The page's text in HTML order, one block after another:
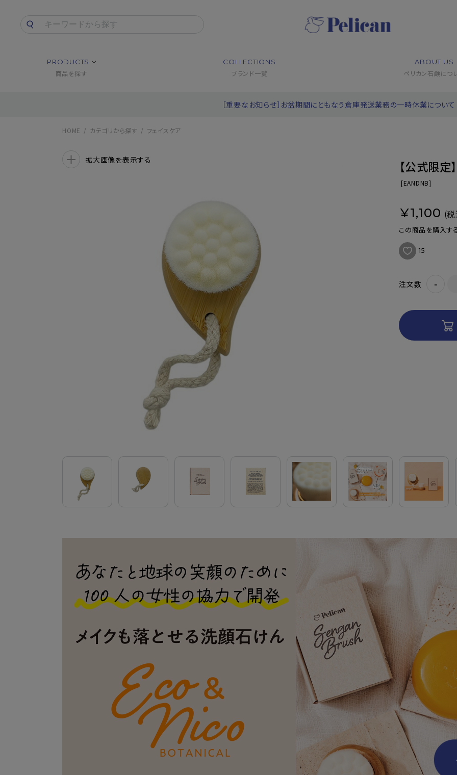
PRODUCTS
商品を探す
COLLECTIONS
ブランド一覧
ABOUT US
ペリカン石鹸につ
［重要なお知らせ］お盆期間にともなう倉庫発送業務の一時休業について
HOME カテゴリから探す フェイスケア
拡大画像を表示する 【公式限定
[EANDNB]
¥1,100 (
この商品を購入す
15
注文数 -